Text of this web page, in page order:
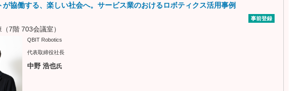
が協働する、楽しい社会へ。サービス業のおけるロボティクス活用事例
事前登録
7階 703会議室）
QBIT Robotics
代表取締役社長
中野 浩也氏